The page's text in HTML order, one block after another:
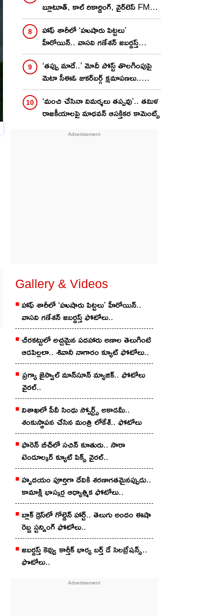
బ్లూటూత్, కాల్ రికార్డింగ్, వైర్‌లెస్ FMతో
అదిరే ఫీచర్ ఫోన్!
హాఫ్ శారీలో ‘హుషారు పిట్టలు’
హీరోయిన్.. వాసవి గణేశన్ జబర్దస్త్
ఫోటోలు..
‘తప్పు మాదే..’ మోదీ పోస్ట్ తొలగింపుపై
మెటా సీఈఓ జుకర్‌బర్గ్ క్షమాపణలు..
అసలేం జరిగిందంటే?
‘మంచి చేసినా విమర్శలు తప్పవు’.. తమిళ
రాజకీయాలపై మాధవన్ ఆసక్తికర కామెంట్స్
Gallery & Videos
హాఫ్ శారీలో ‘హుషారు పిట్టలు’ హీరోయిన్..
వాసవి గణేశన్ జబర్దస్త్ ఫోటోలు..
చీర‌క‌ట్టులో అచ్చ‌మైన ప‌ద‌హారు అణాల తెలుగింటి
ఆడ‌పిల్లలా.. శివానీ నాగారం క్యూట్ ఫోటోలు..
ప్ర‌గ్యా జైస్వాల్ మాన్‌సూన్ మ్యాజిక్‌.. ఫోటోలు
వైర‌ల్‌..
విశాఖ‌లో పీవీ సింధు స్పోర్ట్స్‌ అకాడ‌మీ..
శంకుస్థాప‌న చేసిన మంత్రి లోకేశ్.. ఫోటోలు
ఫారెన్ బీచ్‌లో స‌చిన్ కూతురు.. సారా
టెండూల్క‌ర్‌ క్యూట్ పిక్స్ వైర‌ల్‌..
హృదయం పూర్తిగా దేవికి శరణాగతమైనప్పుడు..
కామాక్షి భాస్క‌ర్ల ఆధ్యాత్మిక ఫోటోలు..
బ్లాక్ డ్రెస్‌లో గోల్డెన్ హార్ట్.. తెలుగు అందం ఈషా
రెబ్బ స్ట‌న్నింగ్‌ ఫోటోలు..
జబర్దస్త్ కెవ్వు కార్తీక్ భార్య బర్త్ డే సెలబ్రేషన్స్..
ఫొటోలు..